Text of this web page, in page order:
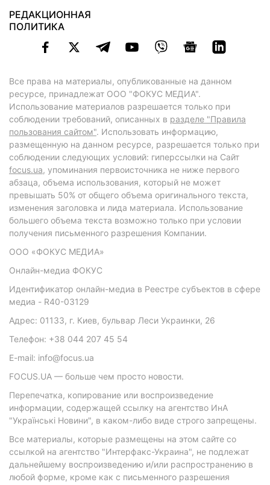
РЕДАКЦИОННАЯ
ПОЛИТИКА
Все права на материалы, опубликованные на данном
ресурсе, принадлежат ООО "ФОКУС МЕДИА".
Использование материалов разрешается только при
соблюдении требований, описанных в разделе "Правила
пользования сайтом". Использовать информацию,
размещенную на данном ресурсе, разрешается только при
соблюдении следующих условий: гиперссылки на Сайт
focus.ua, упоминания первоисточника не ниже первого
абзаца, объема использования, который не может
превышать 50% от общего объема оригинального текста,
изменения заголовка и лида материала. Использование
большего объема текста возможно только при условии
получения письменного разрешения Компании.
ООО «ФОКУС МЕДИА»
Онлайн-медиа ФОКУС
Идентификатор онлайн-медиа в Реестре субъектов в сфере
медиа - R40-03129
Адрес: 01133, г. Киев, бульвар Леси Украинки, 26
Телефон: +38 044 207 45 54
E-mail: info@focus.ua
FOCUS.UA — больше чем просто новости.
Перепечатка, копирование или воспроизведение
информации, содержащей ссылку на агентство ИнА
"Українські Новини", в каком-либо виде строго запрещены.
Все материалы, которые размещены на этом сайте со
ссылкой на агентство "Интерфакс-Украина", не подлежат
дальнейшему воспроизведению и/или распространению в
любой форме, кроме как с письменного разрешения